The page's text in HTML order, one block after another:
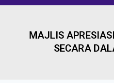
MAJLIS
SECARA